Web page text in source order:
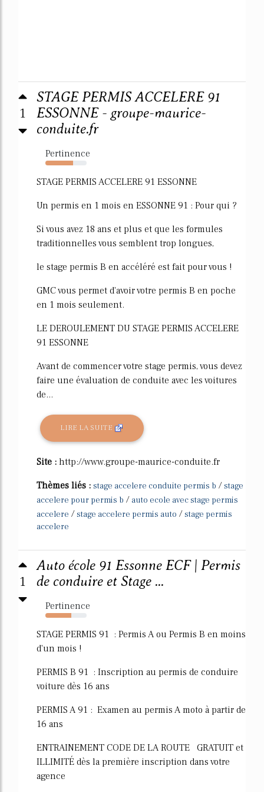
1
STAGE PERMIS ACCELERE 91
ESSONNE - groupe-maurice-
conduite.fr
Pertinence
67%
STAGE PERMIS ACCELERE 91 ESSONNE
Un permis en 1 mois en ESSONNE 91 : Pour qui ?
Si vous avez 18 ans et plus et que les formules
traditionnelles vous semblent trop longues,
le stage permis B en accéléré est fait pour vous !
GMC vous permet d'avoir votre permis B en poche
en 1 mois seulement.
LE DEROULEMENT DU STAGE PERMIS ACCELERE
91 ESSONNE
Avant de commencer votre stage permis, vous devez
faire une évaluation de conduite avec les voitures
de...
LIRE LA SUITE
Site : http://www.groupe-maurice-conduite.fr
Thèmes liés : stage accelere conduite permis b /stage
accelere pour permis b / auto ecole avec stage permis
accelere /stage accelere permis auto /stage permis
accelere
1
Auto école 91 Essonne ECF | Permis
de conduire et Stage ...
Pertinence
63%
STAGE PERMIS 91 : Permis A ou Permis B en moins
d'un mois !
PERMIS B 91 : Inscription au permis de conduire
voiture dès 16 ans
PERMIS A 91 : Examen au permis A moto à partir de
16 ans
ENTRAINEMENT CODE DE LA ROUTE GRATUIT et
ILLIMITÉ dès la première inscription dans votre
agence